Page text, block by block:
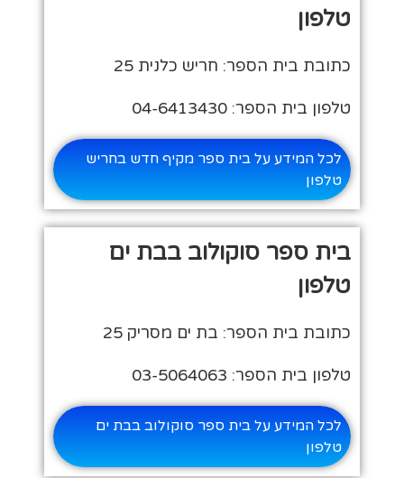
טלפון
כתובת בית הספר: חריש כלנית 25
טלפון בית הספר: 04-6413430
לכל המידע על בית ספר מקיף חדש בחריש
טלפון
בית ספר סוקולוב בבת ים
טלפון
כתובת בית הספר: בת ים מסריק 25
טלפון בית הספר: 03-5064063
לכל המידע על בית ספר סוקולוב בבת ים
טלפון